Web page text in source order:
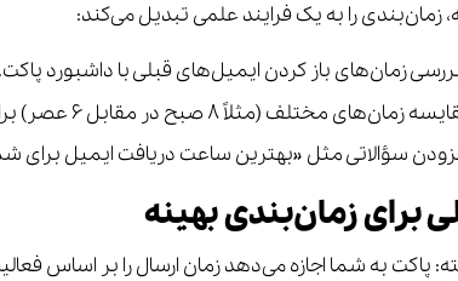
زمان‌بندی را به یک فرایند علمی تبدیل می‌کند:
بررسی زمان‌های باز کردن ایمیل‌های قبلی با داشبورد پاکت.
سؤالاتی مثل «بهترین ساعت دریافت ایمیل برای
برای زمان‌بندی بهینه
به شما اجازه می‌دهد زمان ارسال را بر اساس